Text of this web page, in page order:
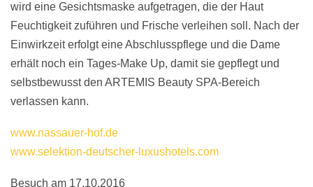
wird eine Gesichtsmaske aufgetragen, die der Haut
Feuchtigkeit zuführen und Frische verleihen soll. Nach der
Einwirkzeit erfolgt eine Abschlusspflege und die Dame
erhält noch ein Tages-Make Up, damit sie gepflegt und
selbstbewusst den ARTEMIS Beauty SPA-Bereich
verlassen kann.
www.nassauer-hof.de
www.selektion-deutscher-luxushotels.com
Besuch am 17.10.2016